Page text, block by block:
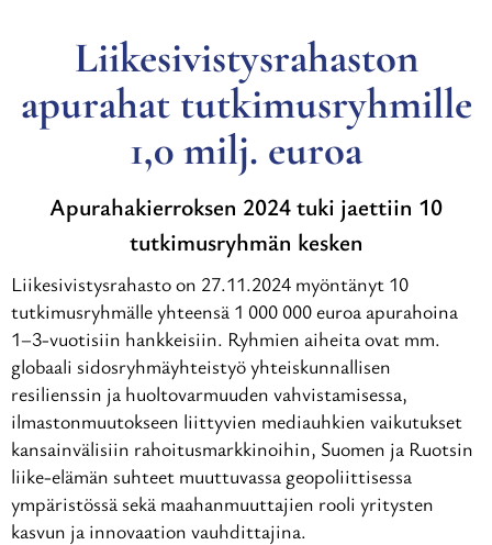
Liikesivistysrahaston
apurahat tutkimusryhmille
1,0 milj. euroa
Apurahakierroksen 2024 tuki jaettiin 10
tutkimusryhmän kesken
Liikesivistysrahasto on 27.11.2024 myöntänyt 10
tutkimusryhmälle yhteensä 1 000 000 euroa apurahoina
1–3-vuotisiin hankkeisiin. Ryhmien aiheita ovat mm.
globaali sidosryhmäyhteistyö yhteiskunnallisen
resilienssin ja huoltovarmuuden vahvistamisessa,
ilmastonmuutokseen liittyvien mediauhkien vaikutukset
kansainvälisiin rahoitusmarkkinoihin, Suomen ja Ruotsin
liike-elämän suhteet muuttuvassa geopoliittisessa
ympäristössä sekä maahanmuuttajien rooli yritysten
kasvun ja innovaation vauhdittajina.